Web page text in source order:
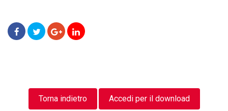
Torna indietro Accedi per il download